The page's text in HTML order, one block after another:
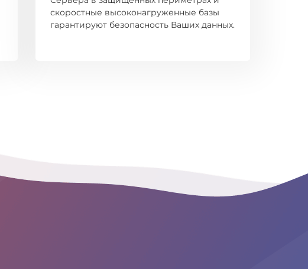
скоростные высоконагруженные базы
гарантируют безопасность Ваших данных.